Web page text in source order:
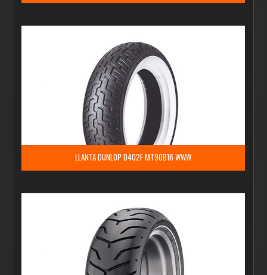
LLANTA DUNLOP D402F MT90B16 WWW